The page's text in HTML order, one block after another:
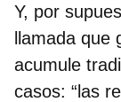
Y, por
llamada
acumule
casos: “las